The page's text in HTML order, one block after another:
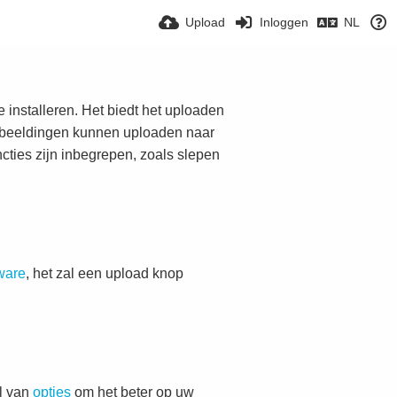
Upload Inloggen NL
installeren. Het biedt het uploaden
kunnen uploaden naar
zijn inbegrepen, zoals slepen
, het zal een upload knop
van opties om het beter op uw